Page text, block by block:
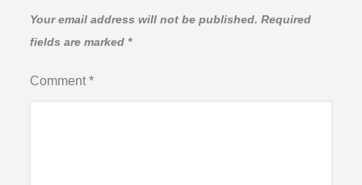
Your email address will not be published. Required
fields are marked *
Comment*